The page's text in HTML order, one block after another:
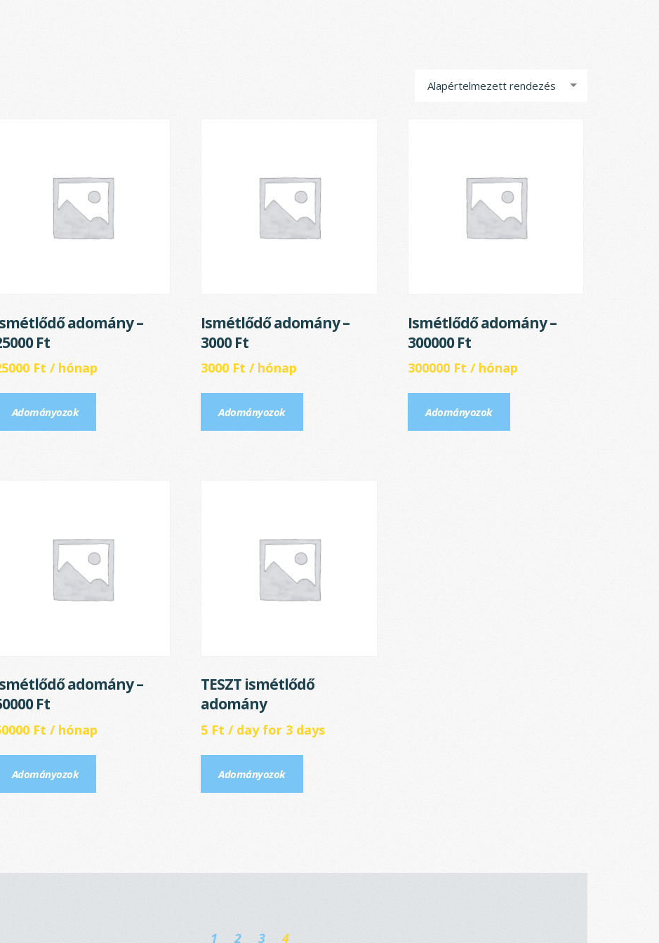
Alapértelmezett rendezés
adomány –
Ft
Ft / hónap
Adományozok
Ismétlődő adomány –
3000 Ft
3000 Ft / hónap
Adományozok
Ismétlődő adomány –
300000 Ft
300000 Ft / hónap
Adományozok
adomány –
Ft
Ft / hónap
Adományozok
TESZT ismétlődő
adomány
5 Ft / day for 3 days
Adományozok
1 2 3 4